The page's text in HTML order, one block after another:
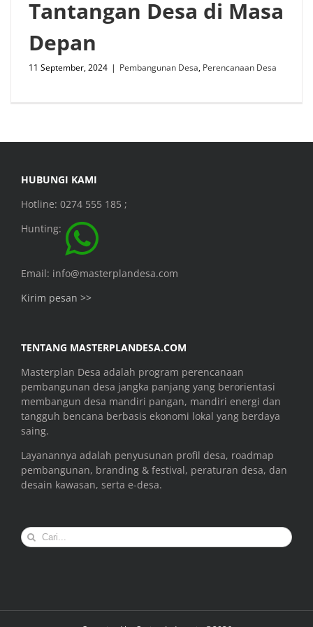
Tantangan Desa di Masa
Depan
11 September, 2024 | Pembangunan Desa, Perencanaan Desa
HUBUNGI KAMI
Hotline: 0274 555 185 ;
Hunting:
Email: info@masterplandesa.com
Kirim pesan >>
TENTANG MASTERPLANDESA.COM
Masterplan Desa adalah program perencanaan
pembangunan desa jangka panjang yang berorientasi
membangun desa mandiri pangan, mandiri energi dan
tangguh bencana berbasis ekonomi lokal yang berdaya
saing.
Layanannya adalah penyusunan profil desa, roadmap
pembangunan, branding & festival, peraturan desa, dan
desain kawasan, serta e-desa.
Search
for: